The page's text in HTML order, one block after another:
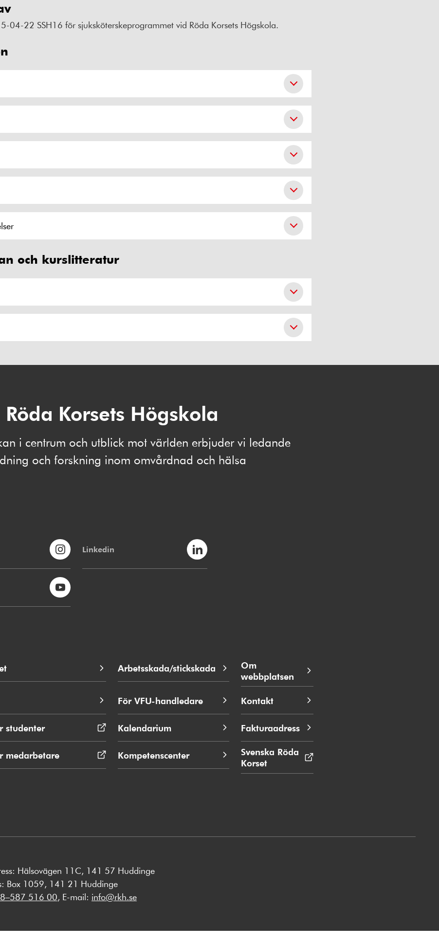
04-22 SSH16 för sjuksköterskeprogrammet vid Röda Korsets Högskola.
och kurslitteratur
Röda Korsets Högskola
i centrum och utblick mot världen erbjuder vi ledande
och forskning inom omvårdnad och hälsa
Linkedin
studenterÖppnas
i
fönster
medarbetare
i
Arbetsskada/stickskada
För VFU-handledare
Kalendarium
Kompetenscenter
Om
webbplatsen
Kontakt
Fakturaadress
Svenska Röda
Korset
i
Hälsovägen 11C, 141 57 Huddinge
Box 1059, 141 21 Huddinge
516 00, E-mail: info@rkh.se